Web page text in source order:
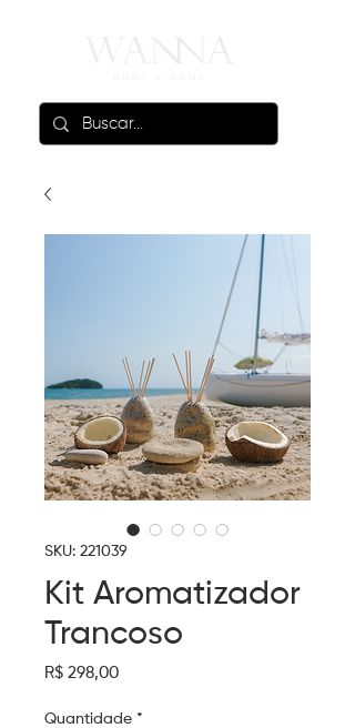
SKU: 221039
Kit Aromatizador
Trancoso
R$ 298,00Preço
Quantidade *